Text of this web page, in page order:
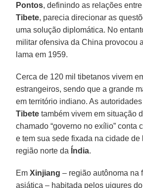
Pontos, definindo as relações
Tibete, parecia direcionar as
uma solução diplomática. No
militar ofensiva da China provocou
lama em 1959.
Cerca de 120 mil tibetanos vivem
estrangeiros, sendo que a grande
em território indiano. As
Tibete também vivem em situação
chamado “governo no exílio” conta
e tem sua sede fixada na cidade de
região norte da Índia.
EmXinjiang – região autônoma na
asiática – habitada pelos uigures